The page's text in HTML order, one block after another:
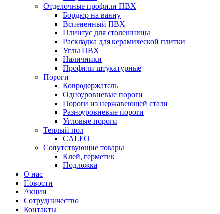
Отделочные профили ПВХ
Бордюр на ванну
Вспененный ПВХ
Плинтус для столешницы
Раскладка для керамической плитки
Углы ПВХ
Наличники
Профили штукатурные
Пороги
Ковродержатель
Одноуровневые пороги
Пороги из нержавеющей стали
Разноуровневые пороги
Угловые пороги
Теплый пол
CALEO
Сопутствующие товары
Клей, герметик
Подложка
О нас
Новости
Акции
Сотрудничество
Контакты